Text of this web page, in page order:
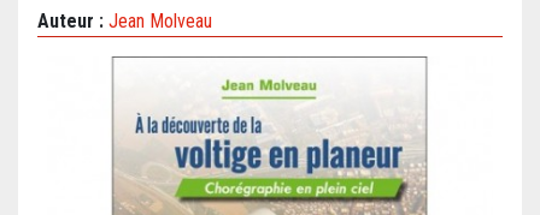
Auteur : Jean Molveau